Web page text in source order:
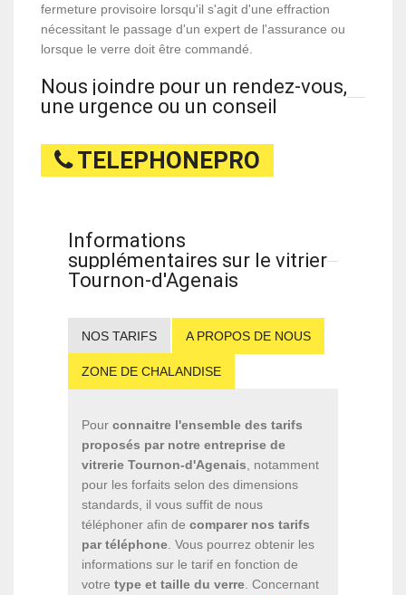
fermeture provisoire lorsqu'il s'agit d'une effraction
nécessitant le passage d'un expert de l'assurance ou
lorsque le verre doit être commandé.
Nous joindre pour un rendez-vous,
une urgence ou un conseil
TELEPHONEPRO
Informations
supplémentaires sur le vitrier
Tournon-d'Agenais
NOS TARIFS A PROPOS DE NOUS
ZONE DE CHALANDISE
Pour connaitre l'ensemble des tarifs
proposés par notre entreprise de
vitrerie Tournon-d'Agenais , notamment
pour les forfaits selon des dimensions
standards, il vous suffit de nous
téléphoner afin de comparer nos tarifs
par téléphone . Vous pourrez obtenir les
informations sur le tarif en fonction de
votre type et taille du verre . Concernant